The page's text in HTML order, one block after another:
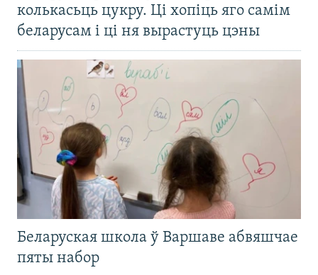
колькасьць цукру. Ці хопіць яго самім
беларусам і ці ня вырастуць цэны
Беларуская школа ў Варшаве абвяшчае
пяты набор